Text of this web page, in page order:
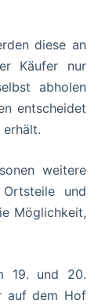
diese an
Käufer nur
abholen
entscheidet
weitere
und
Möglichkeit,
19. und 20.
auf dem Hof